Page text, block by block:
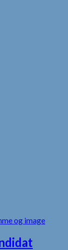
og image